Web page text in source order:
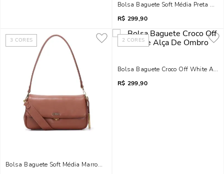
Bolsa Baguete Soft Média Preta
R$ 299,90
3 CORES
Bolsa Baguete Soft Média Marrom Alça Dupla
2 CORES
Bolsa Baguete Croco Off White Alça
R$ 299,90